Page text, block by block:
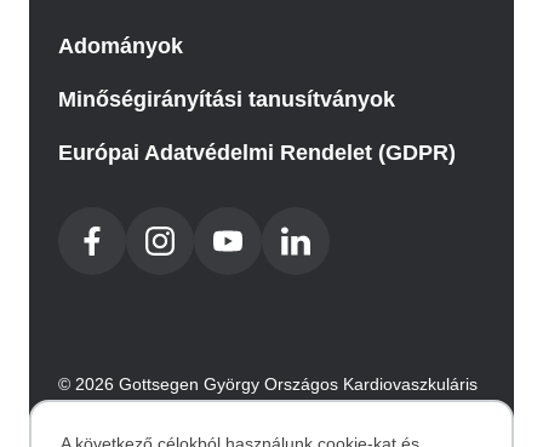
Adományok
Minőségirányítási tanusítványok
Európai Adatvédelmi Rendelet (GDPR)
© 2026 Gottsegen György Országos Kardiovaszkuláris
Intézet. Minden jog fenntartva.